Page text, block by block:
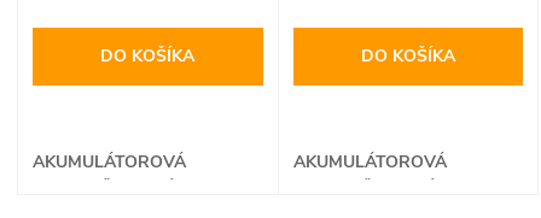
DO KOŠÍKA
AKUMULÁTOROVÁ
DO KOŠÍKA
AKUMULÁTOROVÁ